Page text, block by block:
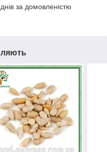
за домовленістю